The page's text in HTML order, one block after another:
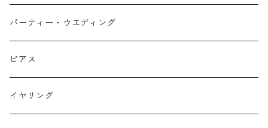
パーティー・ウエディング
ピアス
イヤリング